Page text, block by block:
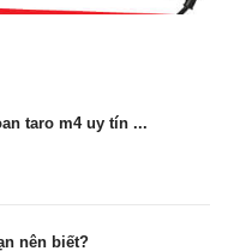
taro m4 uy tín ...
nên biết?